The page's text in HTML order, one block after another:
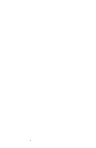
Preço
499,00 €